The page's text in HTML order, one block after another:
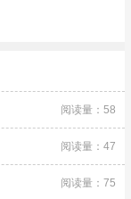
阅读量：58
阅读量：47
阅读量：75